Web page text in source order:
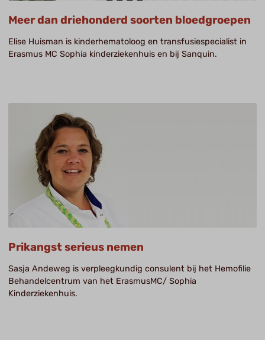
Meer dan driehonderd soorten bloedgroepen
Elise Huisman is kinderhematoloog en transfusiespecialist in
Erasmus MC Sophia kinderziekenhuis en bij Sanquin.
Prikangst serieus nemen
Sasja Andeweg is verpleegkundig consulent bij het Hemofilie
Behandelcentrum van het ErasmusMC/ Sophia
Kinderziekenhuis.